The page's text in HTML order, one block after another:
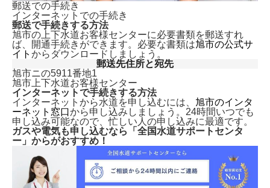
郵送での手続き
インターネットでの手続き
郵送で手続きする方法
旭市の上下水道お客様センターに必要書類を郵送すれ
ば、開通手続きができます。必要な書類は旭市の公式サ
イト からダウンロードしましょう。
郵送先住所と宛先
旭市ニの5911番地1
旭市上下水道お客様センター
インターネットで手続きする方法
インターネットから水道を申し込むには、 旭市のインタ
ーネット窓口から申し込みしましょう。24時間いつでも
申し込み可能なので、忙しい人の申し込みに最適です。
ガスや電気も申し込むなら「全国水道サポートセンタ
ー」からがおすすめ！